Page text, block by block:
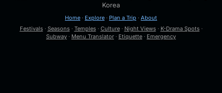
Korea
Home · Explore · Plan a Trip · About
Festivals· Seasons· Temples· Culture· Night Views· K-Drama Spots·
Subway · Menu Translator · Etiquette · Emergency